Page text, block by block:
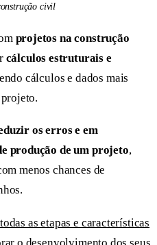
civil
projetos na construção
cálculos estruturais e
cálculos e dados mais
os erros e em
produção de um projeto,
menos chances de
as etapas e características